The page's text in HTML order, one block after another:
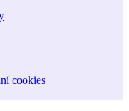
cookies